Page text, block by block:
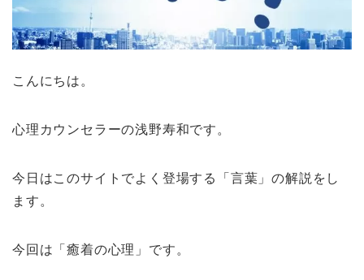
こんにちは。
心理カウンセラーの浅野寿和です。
今日はこのサイトでよく登場する「言葉」の解説をし
ます。
今回は「癒着の心理」です。